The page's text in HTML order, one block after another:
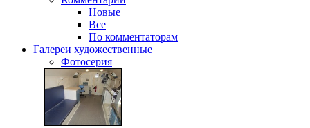
Новые
Все
По комментаторам
Галереи художественные
Фотосерия